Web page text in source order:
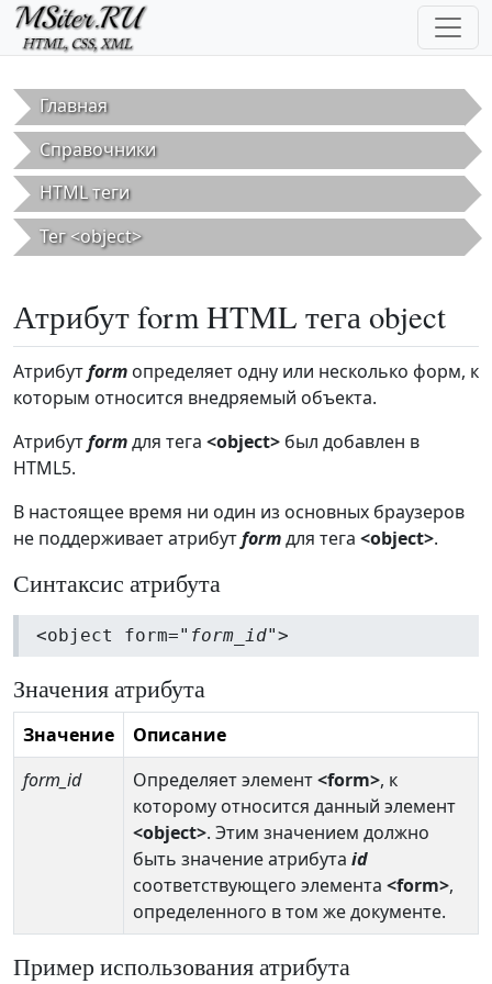
Перейти к основному содержанию
Главная
Справочники
HTML теги
Тег <object>
Атрибут form HTML тега object
Атрибутform определяет одну или несколько форм, к
которым относится внедряемый объекта.
Атрибутformдля тега <object> был добавлен в
HTML5.
В настоящее время ни один из основных браузеров
не поддерживает атрибутformдля тега <object>.
Синтаксис атрибута
<object form=" form_id">
Значения атрибута
Значение
Описание
form_id
Определяет элемент<form>, к
которому относится данный элемент
<object>. Этим значением должно
быть значение атрибута id
соответствующего элемента <form>,
определенного в том же документе.
Пример использования атрибута